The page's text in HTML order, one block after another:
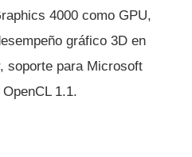
4000 como GPU,
gráfico 3D en
soporte para Microsoft
1.1.